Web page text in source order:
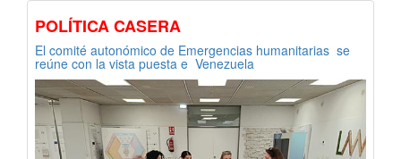
POLÍTICA CASERA
El comité autonómico de Emergencias humanitarias se
reúne con la vista puesta e Venezuela